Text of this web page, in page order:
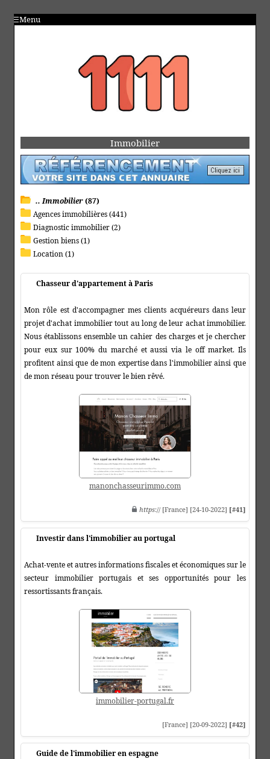
Menu
Immobilier
.. Immobilier(87)
Agences immobilières (441)
Diagnostic immobilier (2)
Gestion biens (1)
Location (1)
Chasseur d'appartement à Paris
Mon rôle est d'accompagner mes clients acquéreurs dans leur
projet d'achat immobilier tout au long de leur achat immobilier.
Nous établissons ensemble un cahier des charges et je chercher
pour eux sur 100% du marché et aussi via le off market. Ils
profitent ainsi que de mon expertise dans l'immobilier ainsi que
de mon réseau pour trouver le bien rêvé.
manonchasseurimmo.com
https:// [France] [24-10-2022] [#41]
Investir dans l'immobilier au portugal
Achat-vente et autres informations fiscales et économiques sur le
secteur immobilier portugais et ses opportunités pour les
ressortissants français.
immobilier-portugal.fr
[France] [20-09-2022] [#42]
Guide de l'immobilier en espagne